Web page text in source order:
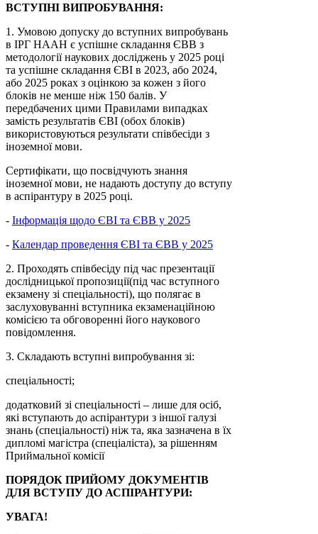
ВСТУПНІ ВИПРОБУВАННЯ:
1. Умовою допуску до вступних випробувань
в ІРГ НААН є успішне складання ЄВВ з
методології наукових досліджень у 2025 році
та успішне складання ЄВІ в 2023, або 2024,
або 2025 роках з оцінкою за кожен з його
блоків не менше ніж 150 балів. У
передбачених цими Правилами випадках
замість результатів ЄВІ (обох блоків)
використовуються результати співбесіди з
іноземної мови.
Сертифікати, що посвідчують знання
іноземної мови, не надають доступу до вступу
в аспірантуру в 2025 році.
- Інформація щодо ЄВІ та ЄВВ у 2025
- Календар проведення ЄВІ та ЄВВ у 2025
2. Проходять співбесіду під час презентації
дослідницької пропозиції(під час вступного
екзамену зі спеціальності), що полягає в
заслуховуванні вступника екзаменаційною
комісією та обговоренні його наукового
повідомлення.
3. Складають вступні випробування зі:
спеціальності;
додатковий зі спеціальності – лише для осіб,
які вступають до аспірантури з іншої галузі
знань (спеціальності) ніж та, яка зазначена в їх
дипломі магістра (спеціаліста), за рішенням
Приймальної комісії
ПОРЯДОК ПРИЙОМУ ДОКУМЕНТІВ
ДЛЯ ВСТУПУ ДО АСПІРАНТУРИ:
УВАГА!